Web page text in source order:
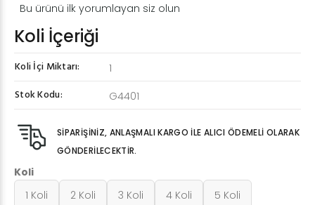
Bu ürünü ilk yorumlayan siz olun
Koli İçeriği
Koli İçi Miktarı: 1
Stok Kodu: G4401
SİPARİŞİNİZ, ANLAŞMALI KARGO İLE ALICI ÖDEMELİ OLARAK
GÖNDERİLECEKTİR.
Koli
1 Koli
2 Koli 3 Koli 4 Koli 5 Koli